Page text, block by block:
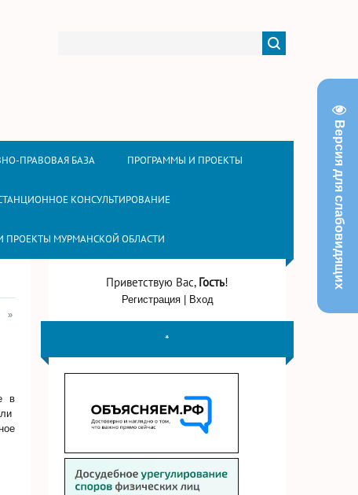
Версия для слабовидящих
ПРАВОВАЯ БАЗА ПРОГРАММЫ И ПРОЕКТЫ
КОНСУЛЬТИРОВАНИЕ
ПРОЕКТЫ МУРМАНСКОЙ ОБЛАСТИ
»
в
Приветствую Вас, Гость!
Регистрация| Вход
*